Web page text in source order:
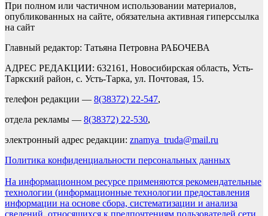
При полном или частичном использовании материалов,
опубликованных на сайте, обязательна активная гиперссылка
на сайт
Главный редактор: Татьяна Петровна РАБОЧЕВА
АДРЕС РЕДАКЦИИ: 632161, Новосибирская область, Усть-
Таркский район, с. Усть-Тарка, ул. Почтовая, 15.
телефон редакции — 8(38372) 22-547,
отдела рекламы — 8(38372) 22-530,
электронный адрес редакции: znamya_truda@mail.ru
Политика конфиденциальности персональных данных
На информационном ресурсе применяются рекомендательные
технологии (информационные технологии предоставления
информации на основе сбора, систематизации и анализа